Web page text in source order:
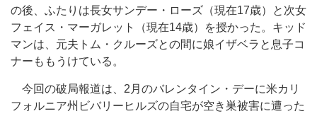
の後、ふたりは長女サンデー・ローズ（現在17歳）と次女
フェイス・マーガレット（現在14歳）を授かった。キッド
マンは、元夫トム・クルーズとの間に娘イザベラと息子コ
ナーももうけている。
今回の破局報道は、2月のバレンタイン・デーに米カリ
フォルニア州ビバリーヒルズの自宅が空き巣被害に遭った